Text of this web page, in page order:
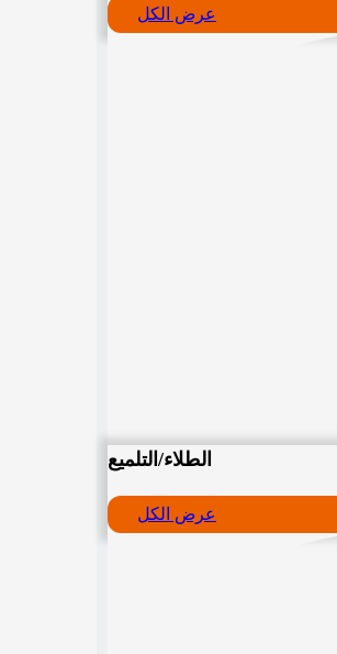
عرض الكل
الطلاء/التلميع
عرض الكل